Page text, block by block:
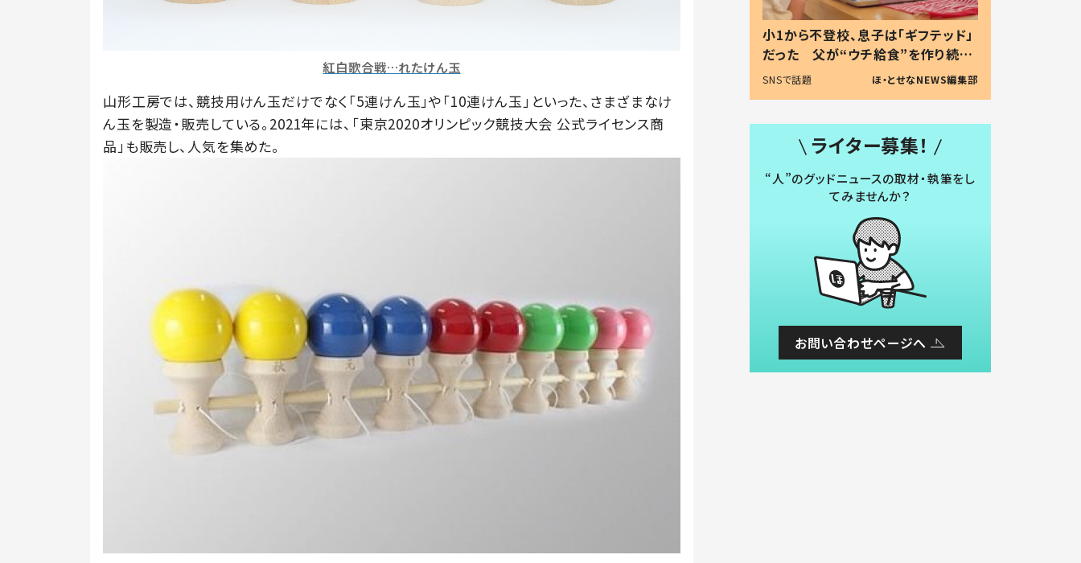
紅白歌合戦…れたけん玉
山形工房では、競技用けん玉だけでなく「5連けん玉」や「10連けん玉」といった、さまざまなけ
ん玉を製造・販売している。2021年には、「東京2020オリンピック競技大会 公式ライセンス商
品」も販売し、人気を集めた。
小1から不登校、息子は「ギフテッド」
だった 父が“ウチ給食”を作り続け
る理由とは #令和の親 #令和の子
SNSで話題 ほ・とせなNEWS編集部
ライター募集！
“人”のグッドニュースの取材・執筆をし
てみませんか？
お問い合わせページへ